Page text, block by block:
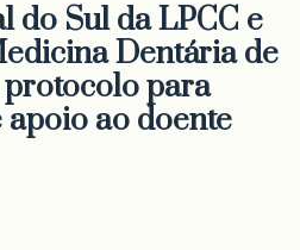
do Sul da LPCC e
Dentária de
para
ao doente